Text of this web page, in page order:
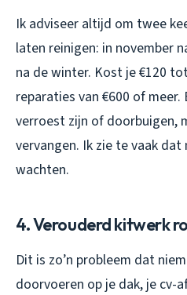
Ik adviseer altijd om twee
laten reinigen: in november
na de winter. Kost je €120
reparaties van €600 of
verroest zijn of doorbuigen,
vervangen. Ik zie te vaak
wachten.
4. Verouderd kitwerk
Dit is zo’n probleem dat
doorvoeren op je dak, je cv-